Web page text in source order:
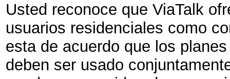
Usted reconoce que ViaTalk
usuarios residenciales como
esta de acuerdo que los
deben ser usado